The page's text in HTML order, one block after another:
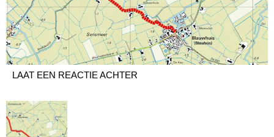
LAAT EEN REACTIE ACHTER